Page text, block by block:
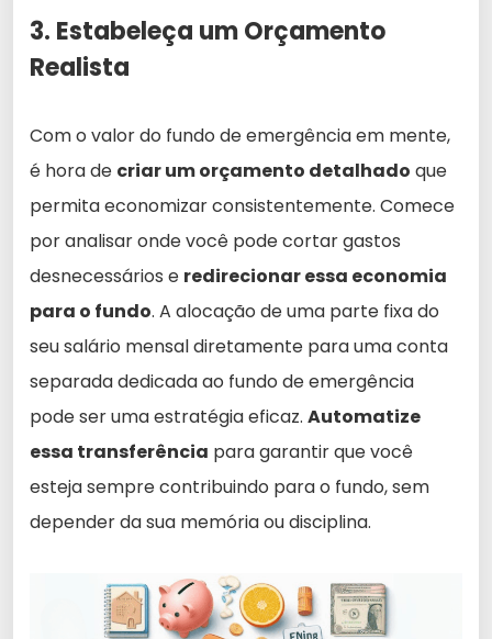
3. Estabeleça um Orçamento
Realista
Com o valor do fundo de emergência em mente,
é hora de criar um orçamento detalhado que
permita economizar consistentemente. Comece
por analisar onde você pode cortar gastos
desnecessários e redirecionar essa economia
para o fundo. A alocação de uma parte fixa do
seu salário mensal diretamente para uma conta
separada dedicada ao fundo de emergência
pode ser uma estratégia eficaz. Automatize
essa transferência para garantir que você
esteja sempre contribuindo para o fundo, sem
depender da sua memória ou disciplina.